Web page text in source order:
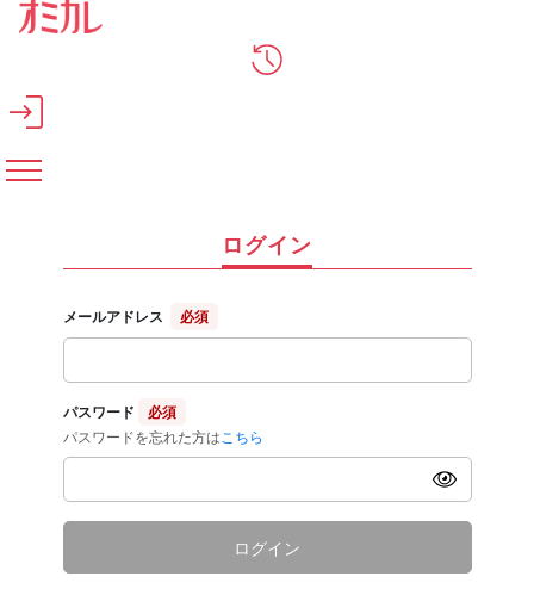
メインコンテンツへスキップ
ログイン
メールアドレス 必須
パスワード
必須
パスワードを忘れた方は こちら
ログイン